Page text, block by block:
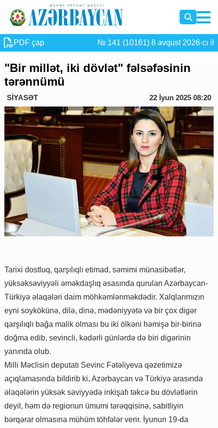
PDF çap № 141 (10161) 8 avqust 2026-cı il
"Bir millət, iki dövlət" fəlsəfəsinin
tərənnümü
SİYASƏT 22 İyun 2025 08:20
Tarixi dostluq, qarşılıqlı etimad, səmimi münasibətlər,
yüksəksəviyyəli əməkdaşlıq əsasında qurulan Azərbaycan-
Türkiyə əlaqələri daim möhkəmlənməkdədir. Xalqlarımızın
eyni soykökünə, dilə, dinə, mədəniyyətə və bir çox digər
qarşılıqlı bağa malik olması bu iki ölkəni həmişə bir-birinə
doğma edib, sevincli, kədərli günlərdə də biri digərinin
yanında olub.
Milli Məclisin deputatı Sevinc Fətəliyeva qəzetimizə
açıqlamasında bildirib ki, Azərbaycan və Türkiyə arasında
əlaqələrin yüksək səviyyədə inkişafı təkcə bu dövlətlərin
deyil, həm də regionun ümumi tərəqqisinə, sabitliyin
bərqərar olmasına mühüm töhfələr verir. İyunun 19-da